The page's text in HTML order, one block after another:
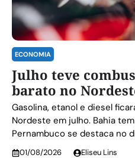
ECONOMIA
Julho teve
barato no
Gasolina, etanol e diesel
Nordeste em julho. Bahia
Pernambuco se destaca no
01/08/2026 Eliseu Lins